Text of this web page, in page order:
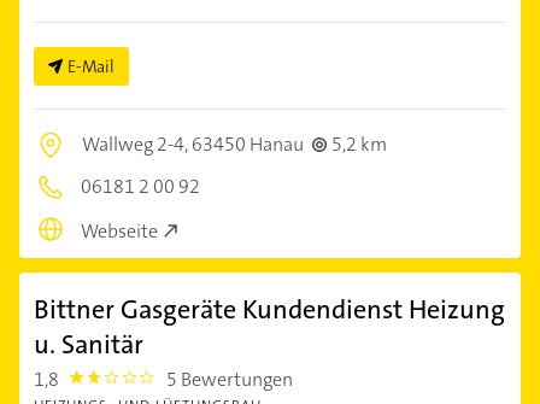
E-Mail
Wallweg 2-4,63450 Hanau
5,2 km
06181 2 00 92
Webseite
Bittner Gasgeräte Kundendienst Heizung
u. Sanitär
1,8 1.8000001 5 Bewertungen